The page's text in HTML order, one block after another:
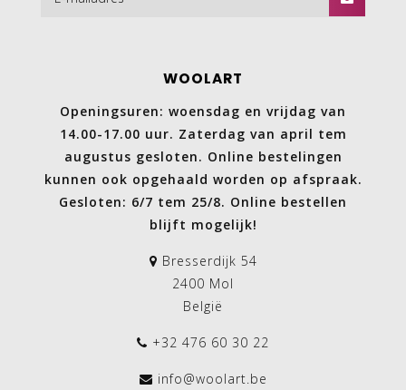
WOOLART
Openingsuren: woensdag en vrijdag van
14.00-17.00 uur. Zaterdag van april tem
augustus gesloten. Online bestelingen
kunnen ook opgehaald worden op afspraak.
Gesloten: 6/7 tem 25/8. Online bestellen
blijft mogelijk!
Bresserdijk 54
2400 Mol
België
+32 476 60 30 22
info@woolart.be